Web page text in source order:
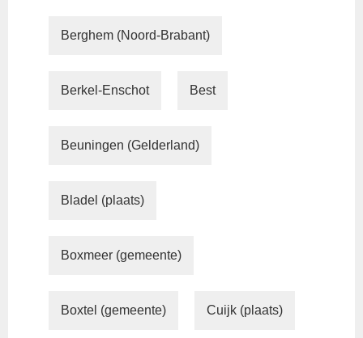
Berghem (Noord-Brabant)
Berkel-Enschot Best
Beuningen (Gelderland)
Bladel (plaats)
Boxmeer (gemeente)
Boxtel (gemeente) Cuijk (plaats)